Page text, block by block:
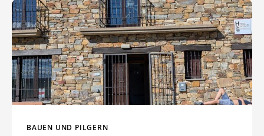
Zum Artikel: Rückblick auf unsre Zeit in Spanien
BAUEN UND PILGERN